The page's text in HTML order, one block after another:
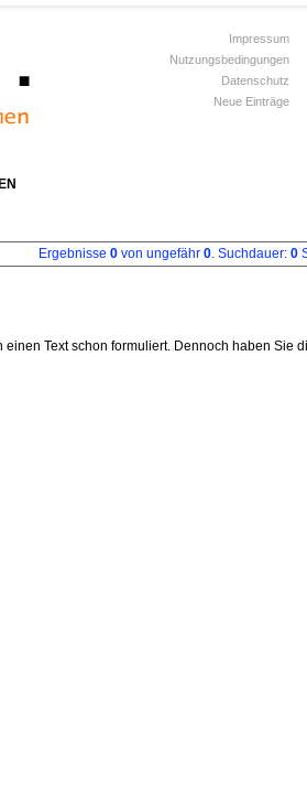
Impressum
Nutzungsbedingungen
Datenschutz
Neue Einträge
Ergebnisse 0 von ungefähr 0. Suchdauer: 0
Text schon formuliert. Dennoch haben Sie